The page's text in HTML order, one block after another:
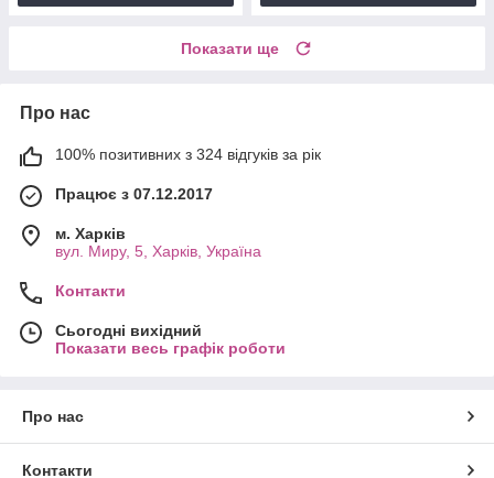
Показати ще
Про нас
100% позитивних з 324 відгуків за рік
Працює з 07.12.2017
м. Харків
вул. Миру, 5, Харків, Україна
Контакти
Сьогодні вихідний
Показати весь графік роботи
Про нас
Контакти